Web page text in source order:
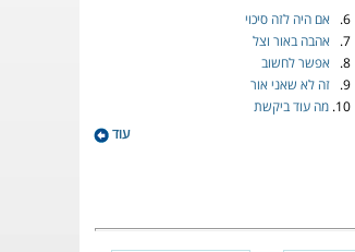
6.
אם היה לזה סיכוי
7.
אהבה באור וצל
8.
אפשר לחשוב
9.
זה לא שאני אור
10. מה עוד ביקשת
עוד